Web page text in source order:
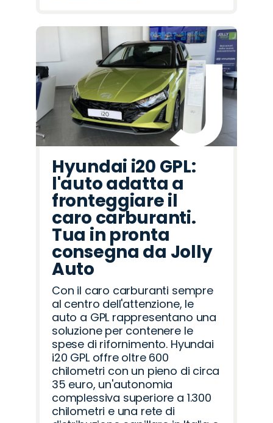
Hyundai i20 GPL:
l'auto adatta a
fronteggiare il
caro carburanti.
Tua in pronta
consegna da Jolly
Auto
Con il caro carburanti sempre
al centro dell'attenzione, le
auto a GPL rappresentano una
soluzione per contenere le
spese di rifornimento. Hyundai
i20 GPL offre oltre 600
chilometri con un pieno di circa
35 euro, un'autonomia
complessiva superiore a 1.300
chilometri e una rete di